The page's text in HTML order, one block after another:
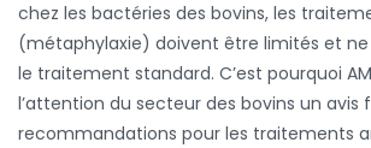
chez les bactéries des bovins, les
(métaphylaxie) doivent être limités et
le traitement standard. C’est pourquoi
l’attention du secteur des bovins un avis
recommandations pour les traitements